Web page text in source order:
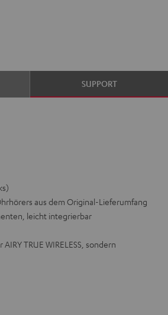
SUPPORT
aus dem Original-Lieferumfang
leicht integrierbar
TRUE WIRELESS, sondern